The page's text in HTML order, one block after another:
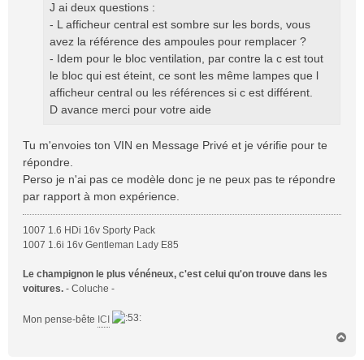
J ai deux questions :
- L afficheur central est sombre sur les bords, vous
avez la référence des ampoules pour remplacer ?
- Idem pour le bloc ventilation, par contre la c est tout
le bloc qui est éteint, ce sont les même lampes que l
afficheur central ou les références si c est différent.
D avance merci pour votre aide
Tu m'envoies ton VIN en Message Privé et je vérifie pour te
répondre.
Perso je n'ai pas ce modèle donc je ne peux pas te répondre
par rapport à mon expérience.
1007 1.6 HDi 16v Sporty Pack
1007 1.6i 16v Gentleman Lady E85
Le champignon le plus vénéneux, c'est celui qu'on trouve dans les
voitures. - Coluche -
Mon pense-bête ICI